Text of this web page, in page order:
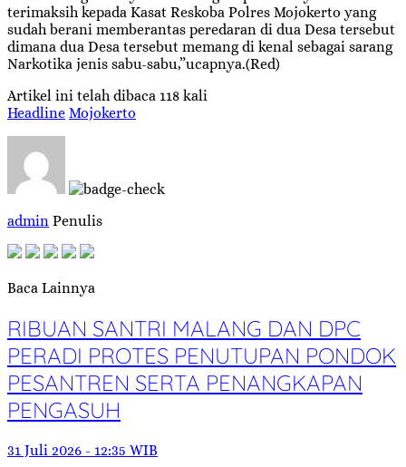
terimaksih kepada Kasat Reskoba Polres Mojokerto yang
sudah berani memberantas peredaran di dua Desa tersebut
dimana dua Desa tersebut memang di kenal sebagai sarang
Narkotika jenis sabu-sabu,”ucapnya.(Red)
Artikel ini telah dibaca 118 kali
Headline Mojokerto
admin Penulis
Baca Lainnya
RIBUAN SANTRI MALANG DAN DPC
PERADI PROTES PENUTUPAN PONDOK
PESANTREN SERTA PENANGKAPAN
PENGASUH
31 Juli 2026 - 12:35 WIB